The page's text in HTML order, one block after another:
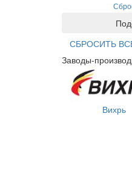
СБРОСИТЬ
Заводы-
Вихрь